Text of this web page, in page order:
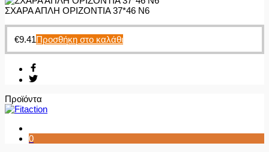
ΣΧΑΡΑ ΑΠΛΗ ΟΡΙΖΟΝΤΙΑ 37*46 N6
€9.41Προσθήκη στο καλάθι
Προϊόντα
0